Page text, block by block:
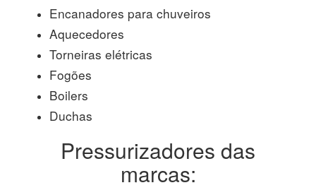
Encanadores para chuveiros
Aquecedores
Torneiras elétricas
Fogões
Boilers
Duchas
Pressurizadores das
marcas: